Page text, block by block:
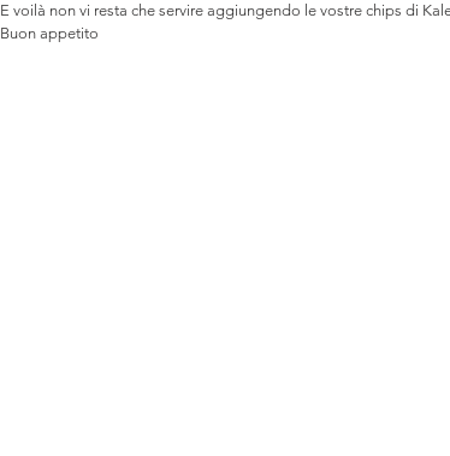
E voilà non vi resta che servire aggiungendo le vostre chips di
Buon appetito